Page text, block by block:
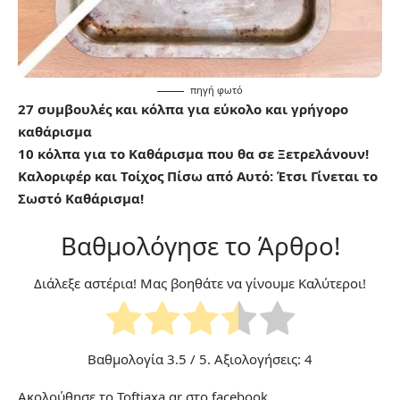
πηγή φωτό
27 συμβουλές και κόλπα για εύκολο και γρήγορο
καθάρισμα
10 κόλπα για το Καθάρισμα που θα σε Ξετρελάνουν!
Καλοριφέρ και Τοίχος Πίσω από Αυτό: Έτσι Γίνεται το
Σωστό Καθάρισμα!
Βαθμολόγησε το Άρθρο!
Διάλεξε αστέρια! Μας βοηθάτε να γίνουμε Καλύτεροι!
Βαθμολογία 3.5 / 5. Αξιολογήσεις: 4
Ακολούθησε το Toftiaxa.gr στο facebook